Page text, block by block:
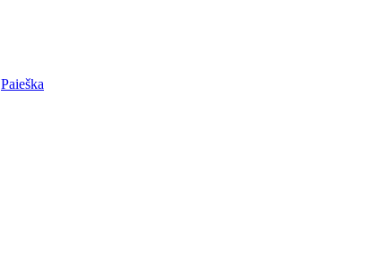
Paieška